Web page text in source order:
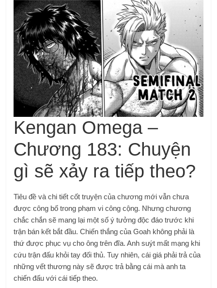
Kengan Omega –
Chương 183: Chuyện
gì sẽ xảy ra tiếp theo?
Tiêu đề và chi tiết cốt truyện của chương mới vẫn chưa
được công bố trong phạm vi công cộng. Nhưng chương
chắc chắn sẽ mang lại một số ý tưởng độc đáo trước khi
trận bán kết bắt đầu. Chiến thắng của Goah không phải là
thứ được phục vụ cho ông trên đĩa. Anh suýt mất mạng khi
cứu trận đấu khỏi tay đối thủ. Tuy nhiên, cái giá phải trả của
những vết thương này sẽ được trả bằng cái mà anh ta
chiến đấu với cái tiếp theo.